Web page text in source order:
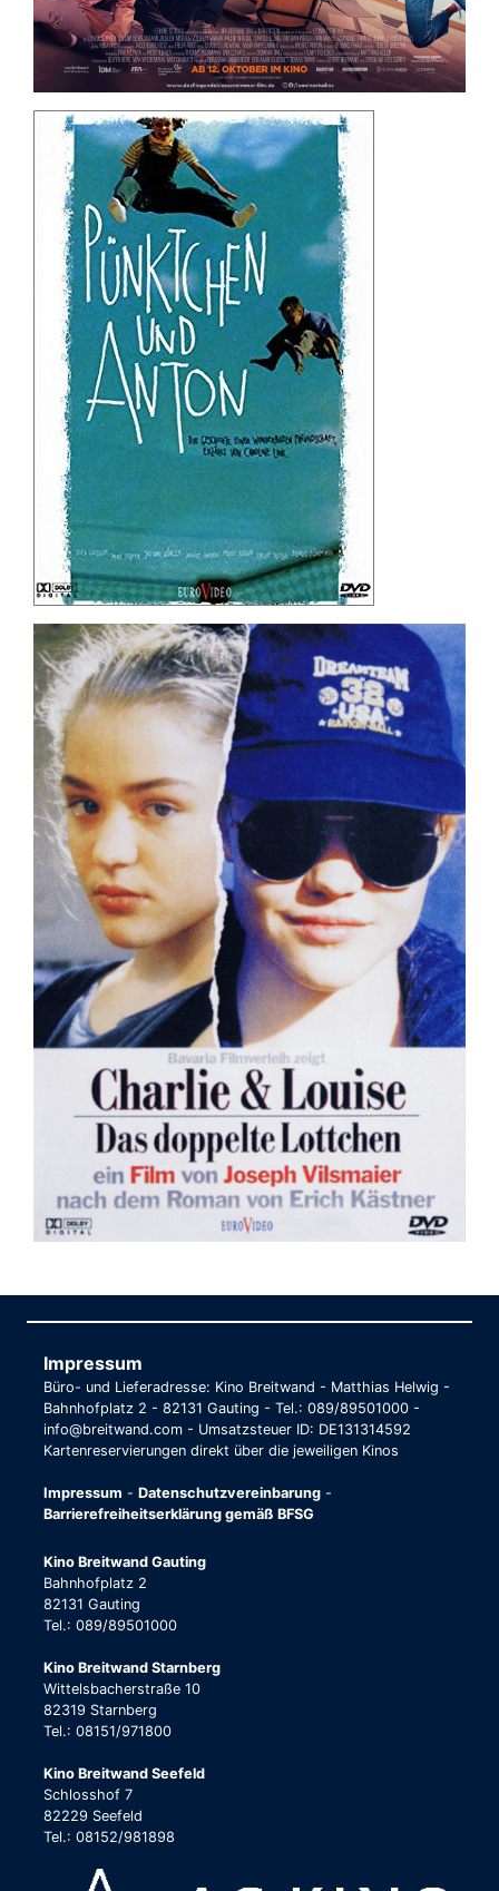
Impressum
Büro- und Lieferadresse: Kino Breitwand - Matthias Helwig -
Bahnhofplatz 2 - 82131 Gauting - Tel.: 089/89501000 -
info@breitwand.com - Umsatzsteuer ID: DE131314592
Kartenreservierungen direkt über die jeweiligen Kinos
Impressum - Datenschutzvereinbarung -
Barrierefreiheitserklärung gemäß BFSG
Kino Breitwand Gauting
Bahnhofplatz 2
82131 Gauting
Tel.: 089/89501000
Kino Breitwand Starnberg
Wittelsbacherstraße 10
82319 Starnberg
Tel.: 08151/971800
Kino Breitwand Seefeld
Schlosshof 7
82229 Seefeld
Tel.: 08152/981898